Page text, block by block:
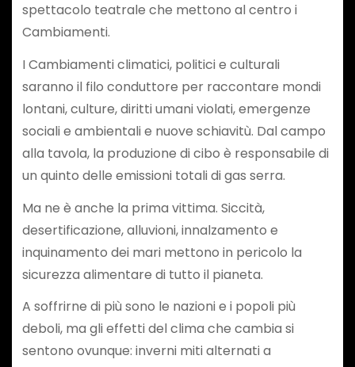
spettacolo teatrale che mettono al centro i
Cambiamenti.
I Cambiamenti climatici, politici e culturali
saranno il filo conduttore per raccontare mondi
lontani, culture, diritti umani violati, emergenze
sociali e ambientali e nuove schiavitù. Dal campo
alla tavola, la produzione di cibo è responsabile di
un quinto delle emissioni totali di gas serra.
Ma ne è anche la prima vittima. Siccità,
desertificazione, alluvioni, innalzamento e
inquinamento dei mari mettono in pericolo la
sicurezza alimentare di tutto il pianeta.
A soffrirne di più sono le nazioni e i popoli più
deboli, ma gli effetti del clima che cambia si
sentono ovunque: inverni miti alternati a